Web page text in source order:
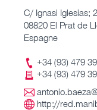
C/ Ignasi Iglesias;
08820 El Prat de
Espagne
+34 (93) 479
+34 (93) 479
http://